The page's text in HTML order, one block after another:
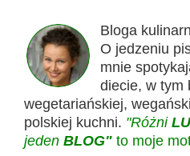
Bloga
O jedzeniu
mnie
diecie, w tym
wegetariańskiej,
polskiej kuchni. "Różni
jeden BLOG" to moje